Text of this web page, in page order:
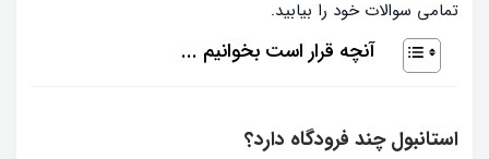
تمامی سوالات خود را بیابید.
آنچه قرار است بخوانیم ...
استانبول چند فرودگاه دارد؟